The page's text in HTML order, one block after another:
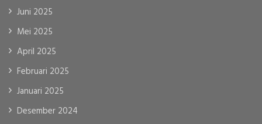
Juni 2025
Mei 2025
April 2025
Februari 2025
Januari 2025
Desember 2024